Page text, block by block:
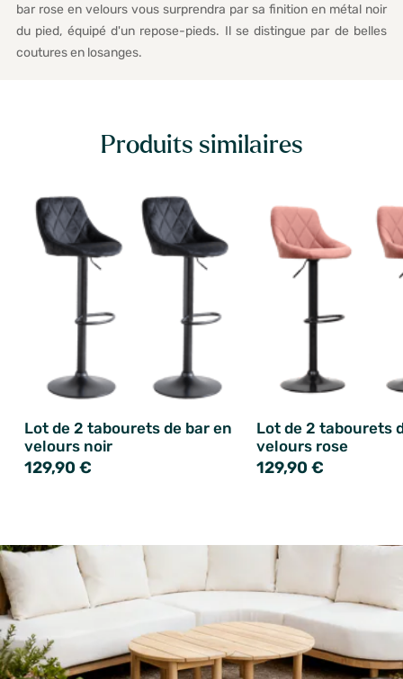
bar rose en velours vous surprendra par sa finition en métal noir
du pied, équipé d'un repose-pieds. Il se distingue par de belles
coutures en losanges.
Produits similaires
Lot de 2 tabourets de bar en
velours noir
129,90 €
Lot de 2 tabourets
velours rose
129,90 €